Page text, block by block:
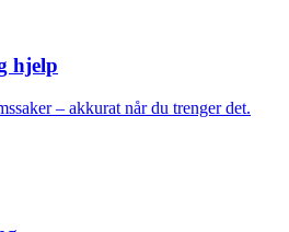
hjelp
– akkurat når du trenger det.